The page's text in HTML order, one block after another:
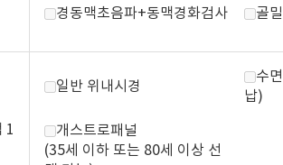
경동맥초음파+동맥경화검사 골
1
일반 위내시경
수
납)
개스트로패널
(35세 이하 또는 80세 이상 선